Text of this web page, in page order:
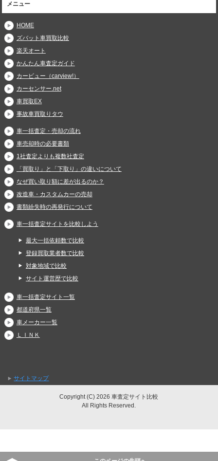
メニュー
HOME
ズバット車買取比較
楽天オート
かんたん車査定ガイド
カービュー（carview!）
カーセンサー.net
車買取EX
事故車買取りタウ
車一括査定・売却の流れ
車売却時の必要書類
1社査定よりも複数社査定
「買取り」と「下取り」の違いについて
なぜ買い取り額に差が出るのか？
改造車・カスタムカーの売却
書類紛失時の再発行について
車一括査定サイトを比較しよう
最大一括依頼数で比較
登録買取業者数で比較
対象地域で比較
サイト運営歴で比較
車一括査定サイト一覧
都道府県一覧
車メーカー一覧
ＬＩＮＫ
サイトマップ
Copyright (C) 2026 車査定サイト比較
All Rights Reserved.